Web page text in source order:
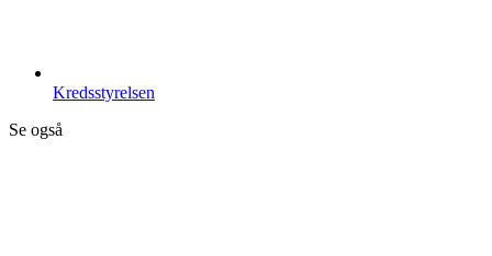
Kredsstyrelsen
Se også